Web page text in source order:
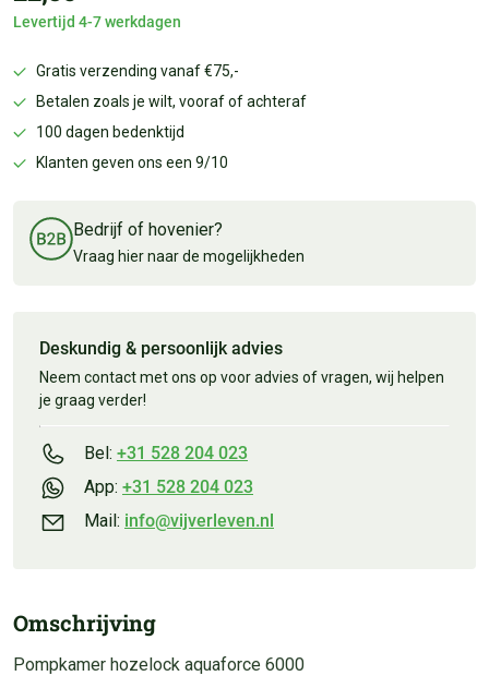
Levertijd 4-7 werkdagen
Gratis verzending vanaf €75,-
Betalen zoals je wilt, vooraf of achteraf
100 dagen bedenktijd
Klanten geven ons een 9/10
Bedrijf of hovenier?
Vraag hier naar de mogelijkheden
Deskundig & persoonlijk advies
Neem contact met ons op voor advies of vragen, wij helpen
je graag verder!
Bel: +31 528 204 023
App: +31 528 204 023
Mail: info@vijverleven.nl
Omschrijving
Pompkamer hozelock aquaforce 6000